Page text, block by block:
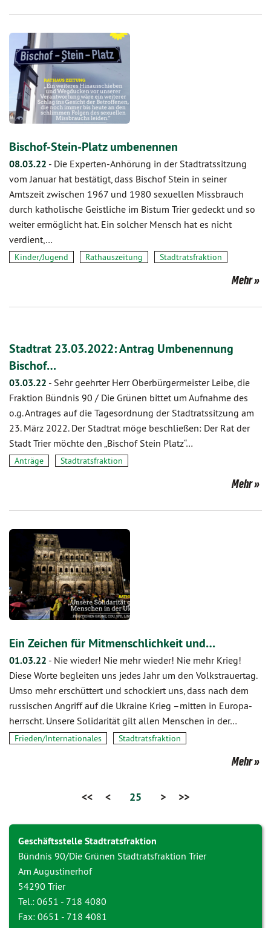
Bischof-Stein-Platz umbenennen
08.03.22 - Die Experten-Anhörung in der Stadtratssitzung
vom Januar hat bestätigt, dass Bischof Stein in seiner
Amtszeit zwischen 1967 und 1980 sexuellen Missbrauch
durch katholische Geistliche im Bistum Trier gedeckt und so
weiter ermöglicht hat. Ein solcher Mensch hat es nicht
verdient,…
Kinder/Jugend Rathauszeitung Stadtratsfraktion
Mehr
Stadtrat 23.03.2022: Antrag Umbenennung
Bischof…
03.03.22 - Sehr geehrter Herr Oberbürgermeister Leibe, die
Fraktion Bündnis 90 / Die Grünen bittet um Aufnahme des
o.g. Antrages auf die Tagesordnung der Stadtratssitzung am
23. März 2022. Der Stadtrat möge beschließen: Der Rat der
Stadt Trier möchte den „Bischof Stein Platz“…
Anträge Stadtratsfraktion
Mehr
Ein Zeichen für Mitmenschlichkeit und…
01.03.22 - Nie wieder! Nie mehr wieder! Nie mehr Krieg!
Diese Worte begleiten uns jedes Jahr um den Volkstrauertag.
Umso mehr erschüttert und schockiert uns, dass nach dem
russischen Angriff auf die Ukraine Krieg –mitten in Europa-
herrscht. Unsere Solidarität gilt allen Menschen in der…
Frieden/Internationales Stadtratsfraktion
Mehr
<< < 25 > >>
Geschäftsstelle Stadtratsfraktion
Bündnis 90/Die Grünen Stadtratsfraktion Trier
Am Augustinerhof
54290 Trier
Tel.: 0651 - 718 4080
Fax: 0651 - 718 4081